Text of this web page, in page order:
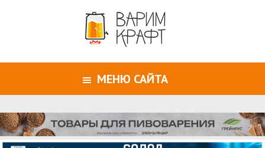
МЕНЮ САЙТА